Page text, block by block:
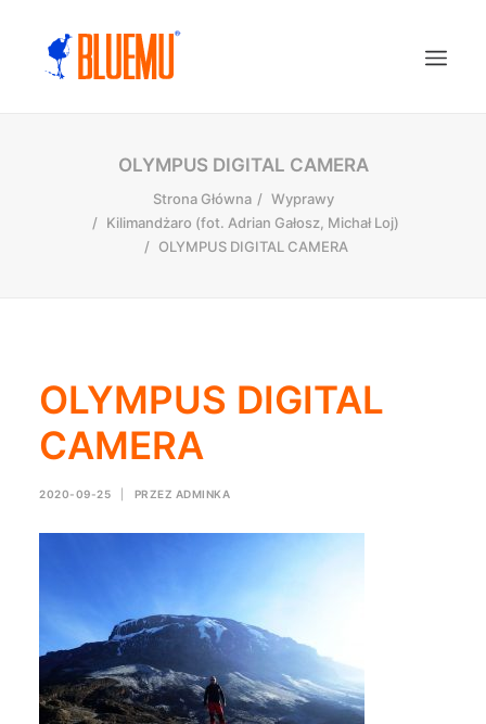
OLYMPUS DIGITAL CAMERA
Strona Główna
Wyprawy
Kilimandżaro (fot. Adrian Gałosz, Michał Loj)
OLYMPUS DIGITAL CAMERA
OLYMPUS DIGITAL
CAMERA
2020-09-25 PRZEZ ADMINKA